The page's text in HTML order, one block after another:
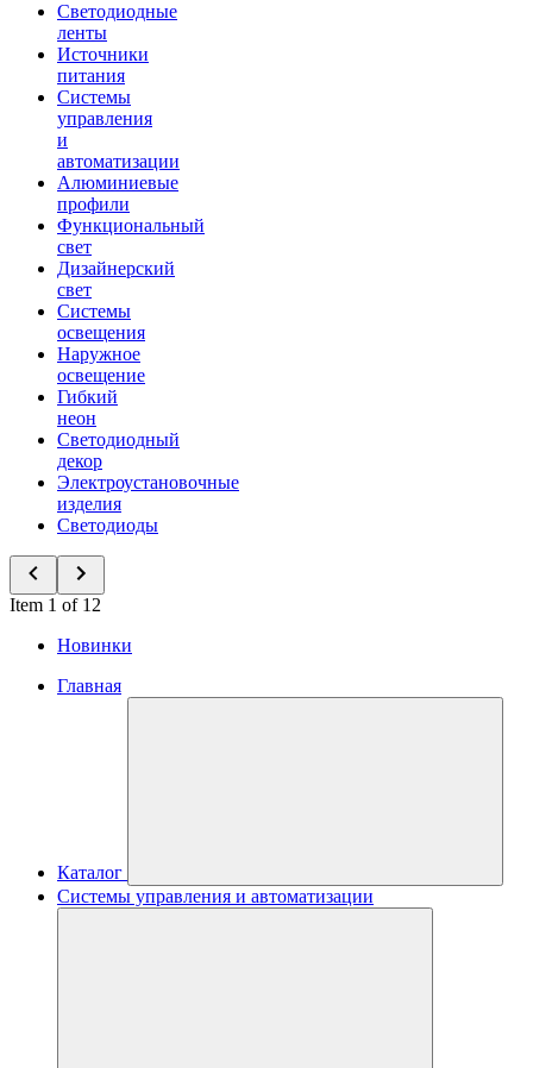
Светодиодные
ленты
Источники
питания
Системы
управления
и
автоматизации
Алюминиевые
профили
Функциональный
свет
Дизайнерский
свет
Системы
освещения
Наружное
освещение
Гибкий
неон
Светодиодный
декор
Электроустановочные
изделия
Светодиоды
Item 1 of 12
Новинки
Главная
Каталог
Системы управления и автоматизации